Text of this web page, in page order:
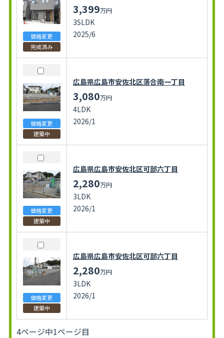
価格変更
完成済み
3,399万円
3SLDK
2025/6
価格変更
建築中
広島県広島市安佐北区落合南一丁目
3,080万円
4LDK
2026/1
価格変更
建築中
広島県広島市安佐北区可部六丁目
2,280万円
3LDK
2026/1
価格変更
建築中
広島県広島市安佐北区可部六丁目
2,280万円
3LDK
2026/1
4ページ中1ページ目